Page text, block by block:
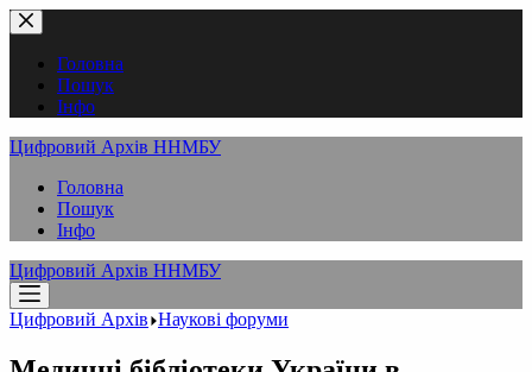
Перейти
до
вмістуГоловна
Пошук
Інфо
Цифровий Архів ННМБУ
Головна
Пошук
Інфо
Цифровий Архів ННМБУ
Цифровий Архів Наукові форуми